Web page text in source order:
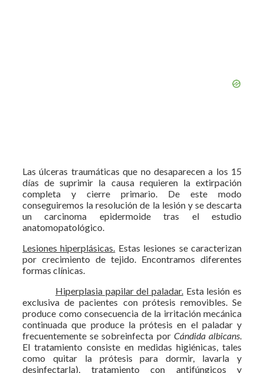
Las úlceras traumáticas que no desaparecen a los 15
días de suprimir la causa requieren la extirpación
completa y cierre primario. De este modo
conseguiremos la resolución de la lesión y se descarta
un carcinoma epidermoide tras el estudio
anatomopatológico.
Lesiones hiperplásicas. Estas lesiones se caracterizan
por crecimiento de tejido. Encontramos diferentes
formas clínicas.
Hiperplasia papilar del paladar. Esta lesión es
exclusiva de pacientes con prótesis removibles. Se
produce como consecuencia de la irritación mecánica
continuada que produce la prótesis en el paladar y
frecuentemente se sobreinfecta por Cándida albicans
El tratamiento consiste en medidas higiénicas, tales
como quitar la prótesis para dormir, lavarla y
desinfectarla), tratamiento con antifúngicos y